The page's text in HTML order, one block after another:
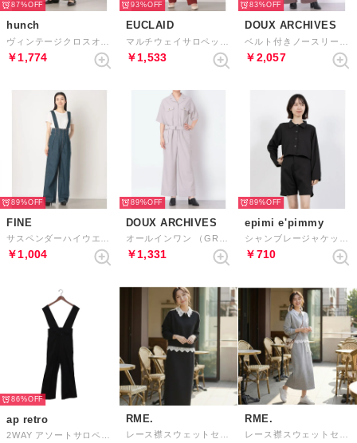
87%
hunch
￥1,774
93%
EUCLAID
￥1,533
83%
DOUX ARCHIVES
￥2,057
89%
FINE
￥1,004
89%
DOUX ARCHIVES
￥1,331
89%
epimi e'pimmy
￥710
86%
ap retro RME. RME.